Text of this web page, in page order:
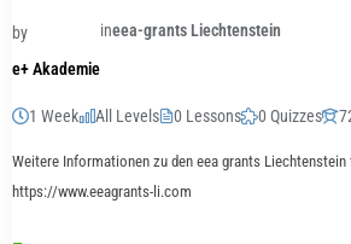
by
e+ Akademie
ineea-grants Liechtenstein
1 Week All Levels 0 Lessons 0 Quizzes
Weitere Informationen zu den eea grants Liechtenstein
https://www.eeagrants-li.com